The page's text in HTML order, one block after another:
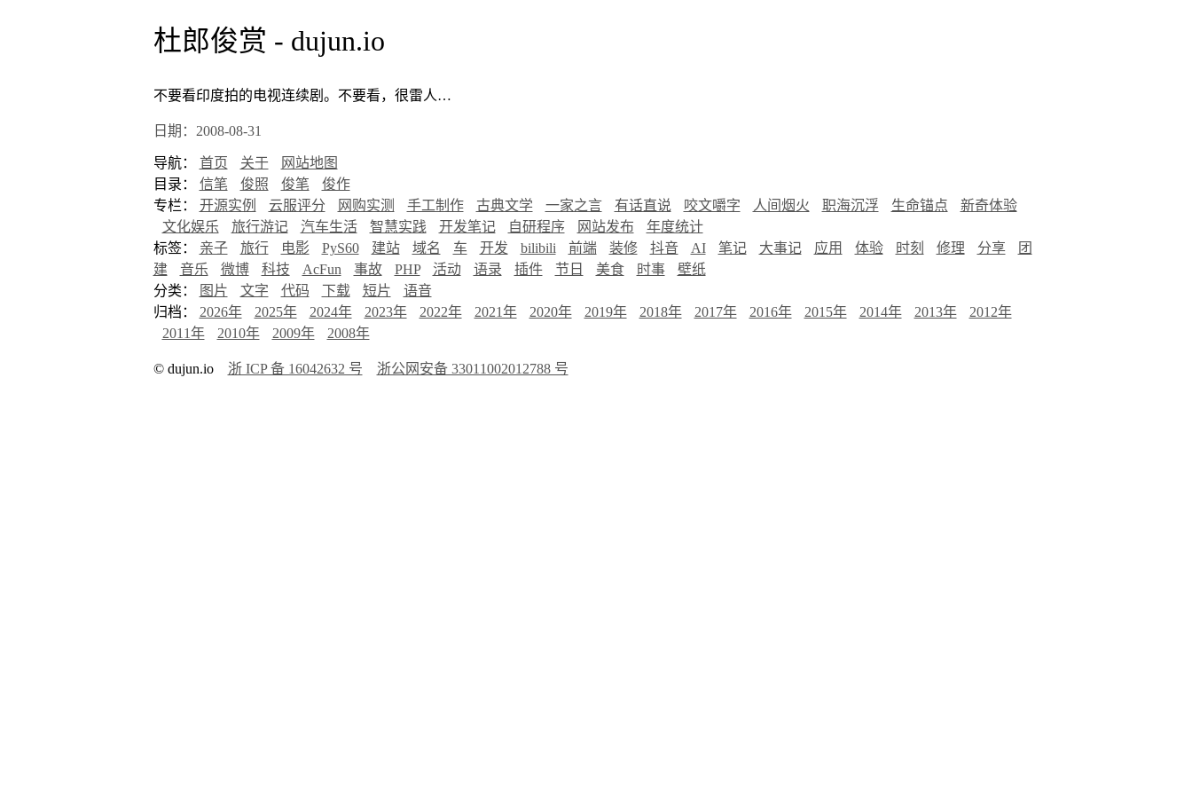
杜郎俊赏 - dujun.io
不要看印度拍的电视连续剧。不要看，很雷人…
日期：2008-08-31
导航： 首页 关于
网站地图
目录： 信笔 俊照 俊笔
俊作
专栏： 开源实例 云服评分 网购实测 手工制作 古典文学 一家之言 有话直说 咬文嚼字 人间烟火 职海沉浮 生命锚点
新奇体验
文化娱乐
旅行游记 汽车生活 智慧实践 开发笔记 自研程序 网站发布
年度统计
标签： 亲子 旅行 电影 PyS60 建站 域名 车 开发 bilibili 前端 装修 抖音 AI 笔记 大事记 应用 体验 时刻 修理 分享
团
建
音乐 微博 科技 AcFun 事故 PHP 活动 语录 插件 节日 美食 时事
壁纸
分类：
图片 文字 代码 下载 短片
语音
归档： 2026年 2025年 2024年 2023年 2022年 2021年 2020年 2019年 2018年 2017年 2016年 2015年 2014年 2013年
2012年
2011年
2010年 2009年 2008年
© dujun.io 浙 ICP 备 16042632 号 浙公网安备 33011002012788 号